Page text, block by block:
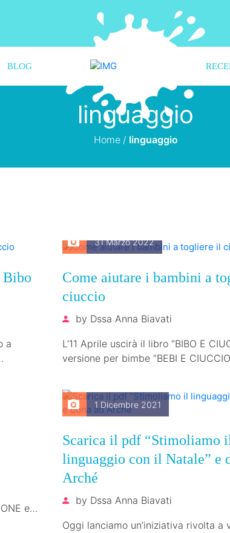
BLOG
linguaggio
Home / linguaggio
a
31 Marzo 2022
Come aiutare i bambini a
ciuccio
by Dssa Anna Biavati
L’11 Aprile uscirà il libro “BIBO E
versione per bimbe “BEBI E
e
1 Dicembre 2021
Scarica il pdf “Stimoliamo
linguaggio con il Natale” e
Arché
by Dssa Anna Biavati
Oggi lanciamo un’iniziativa rivolta a